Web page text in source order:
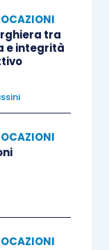
tra
e integrità